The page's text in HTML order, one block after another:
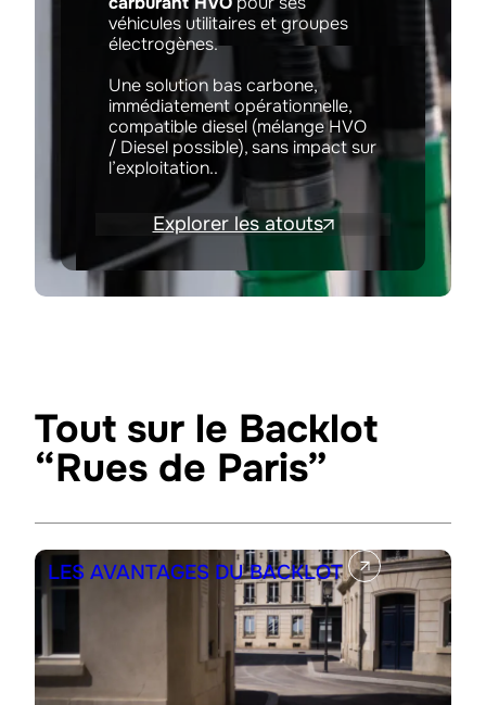
véhicules utilitaires et groupes
électrogènes.
Une solution bas carbone,
immédiatement opérationnelle,
compatible diesel (mélange HVO
/ Diesel possible), sans impact sur
l’exploitation..
Explorer les atouts
Tout sur le Backlot
“Rues de Paris”
LES AVANTAGES DU BACKLOT